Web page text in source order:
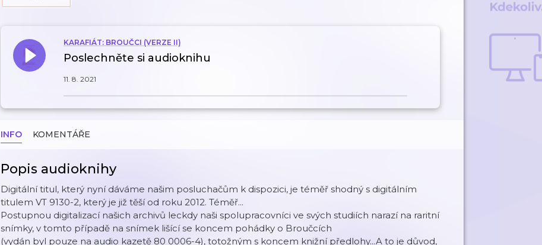
KARAFIÁT: BROUČCI (VERZE II)
Poslechněte si audioknihu
11. 8. 2021
INFO KOMENTÁŘE
Popis audioknihy
Digitální titul, který nyní dáváme našim posluchačům k dispozici, je téměř shodný s digitálním
titulem VT 9130-2, který je již těší od roku 2012. Téměř...
Postupnou digitalizací našich archivů leckdy naši spolupracovníci ve svých studiích narazí na raritní
snímky, v tomto případě na snímek lišící se koncem pohádky o Broučcích
(vydán byl pouze na audio kazetě 80 0006-4), totožným s koncem knižní předlohy...A to je důvod,